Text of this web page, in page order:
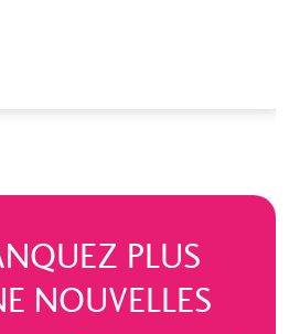
PLUS
NOUVELLES